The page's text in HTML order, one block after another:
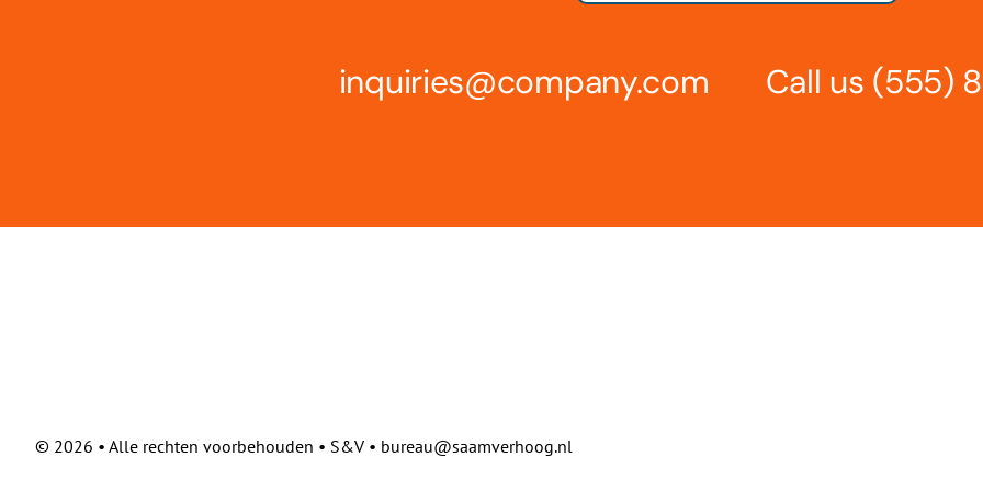
inquiries@company.com Call us (555)
© 2026 • Alle rechten voorbehouden • S&V • bureau@saamverhoog.nl